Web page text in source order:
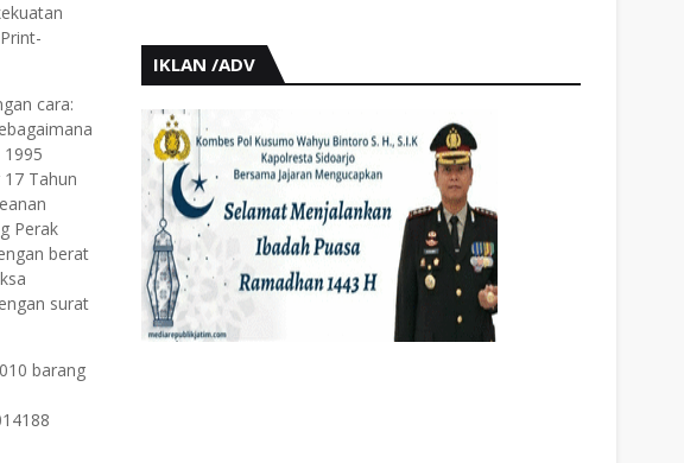
cara:
Tahun
Perak
berat
surat
barang
IKLAN /ADV